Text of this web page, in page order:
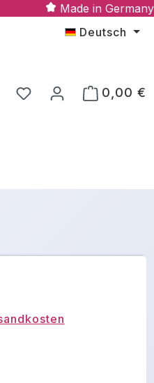
Made in Germany
Deutsch
0,00 €